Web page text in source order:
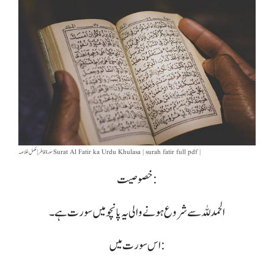
سورۃ فاطر | مکمل خلاصہ Surat Al Fatir ka Urdu Khulasa | surah fatir full pdf |
خصوصیت:
الحمد للہ سے شروع ہونے والی یہ پانچو میں سورت ہے۔
اس سورت میں: